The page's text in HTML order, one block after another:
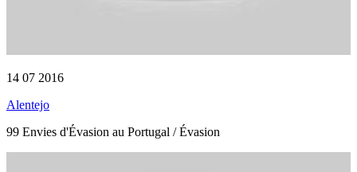
14 07 2016
Alentejo
99 Envies d'Évasion au Portugal / Évasion